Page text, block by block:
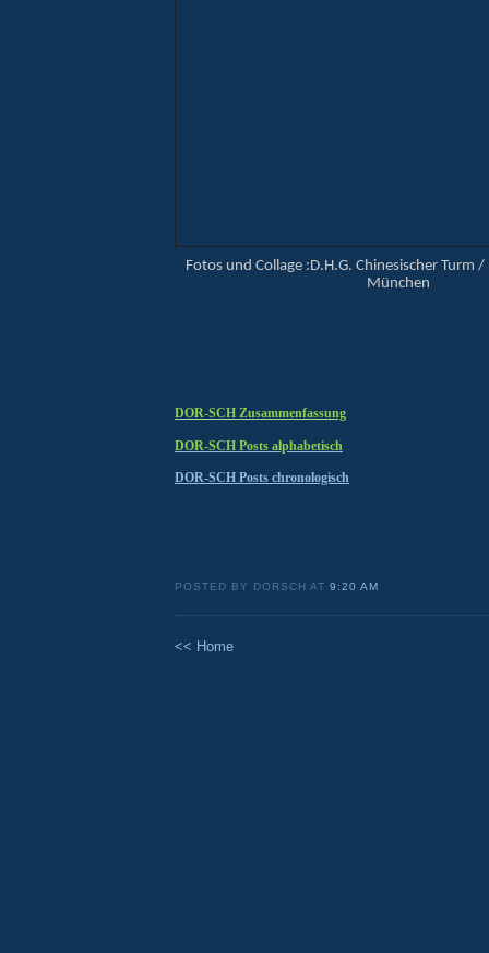
Fotos und Collage :D.H.G. Chinesischer Turm
München
DOR-SCH Zusammenfassung
DOR-SCH Posts alphabetisch
DOR-SCH Posts chronologisch
POSTED BY DORSCH AT9:20 AM
<< Home